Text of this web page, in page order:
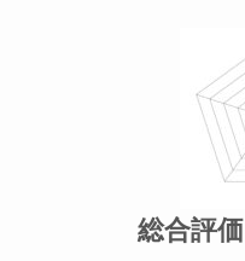
総合評価